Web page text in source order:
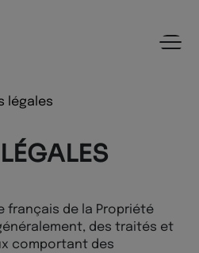
légales
français de la Propriété
des traités et
comportant des